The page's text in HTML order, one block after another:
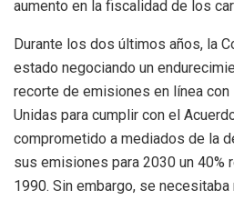
aumento en la fiscalidad de los
Durante los dos últimos años, la
estado negociando un
recorte de emisiones en línea
Unidas para cumplir con el
comprometido a mediados de la
sus emisiones para 2030 un 40%
1990. Sin embargo, se